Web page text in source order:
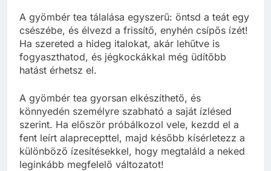
A gyömbér tea tálalása egyszerű: öntsd a teát egy
csészébe, és élvezd a frissítő, enyhén csípős ízét!
Ha szereted a hideg italokat, akár lehűtve is
fogyaszthatod, és jégkockákkal még üdítőbb
hatást érhetsz el.
A gyömbér tea gyorsan elkészíthető, és
könnyedén személyre szabható a saját ízlésed
szerint. Ha először próbálkozol vele, kezdd el a
fent leírt alaprecepttel, majd később kísérletezz a
különböző ízesítésekkel, hogy megtaláld a neked
leginkább megfelelő változatot!